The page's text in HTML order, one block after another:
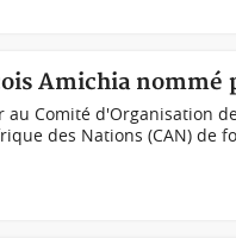
Amichia nommé
Comité d'Organisation
des Nations (CAN) de